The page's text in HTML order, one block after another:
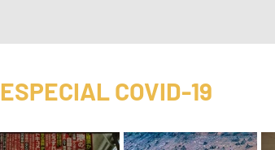
ESPECIAL COVID-19